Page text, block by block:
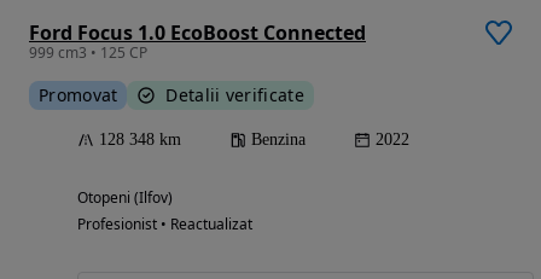
Ford Focus 1.0 EcoBoost Connected
999 cm3 • 125 CP
Promovat Detalii verificate
128 348 km Benzina 2022
Otopeni (Ilfov)
Profesionist • Reactualizat